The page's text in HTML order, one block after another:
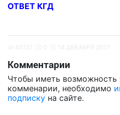
ОТВЕТ КГД
Комментарии
Чтобы иметь возможность
комменарии, необходимо
подписку на сайте.